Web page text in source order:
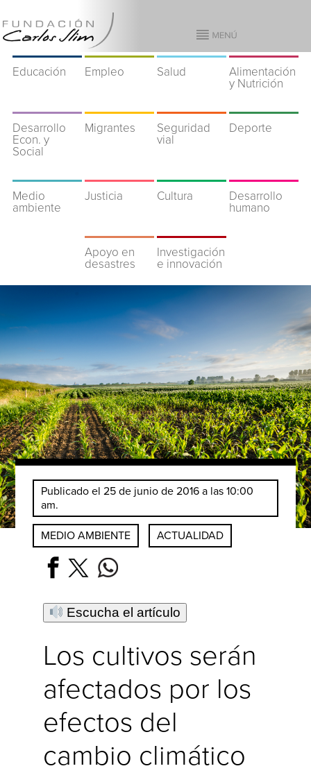
Educación Empleo Salud
Alimentación
y Nutrición
Desarrollo
Econ. y
Social
Migrantes
Seguridad
vial
Deporte
Medio
ambiente
Justicia Cultura
Desarrollo
humano
Apoyo en
desastres
Investigación
e innovación
Publicado el 25 de junio de 2016 a las 10:00
am.
MEDIO AMBIENTE ACTUALIDAD
Escucha el artículo
Los cultivos serán
afectados por los
efectos del
cambio climático